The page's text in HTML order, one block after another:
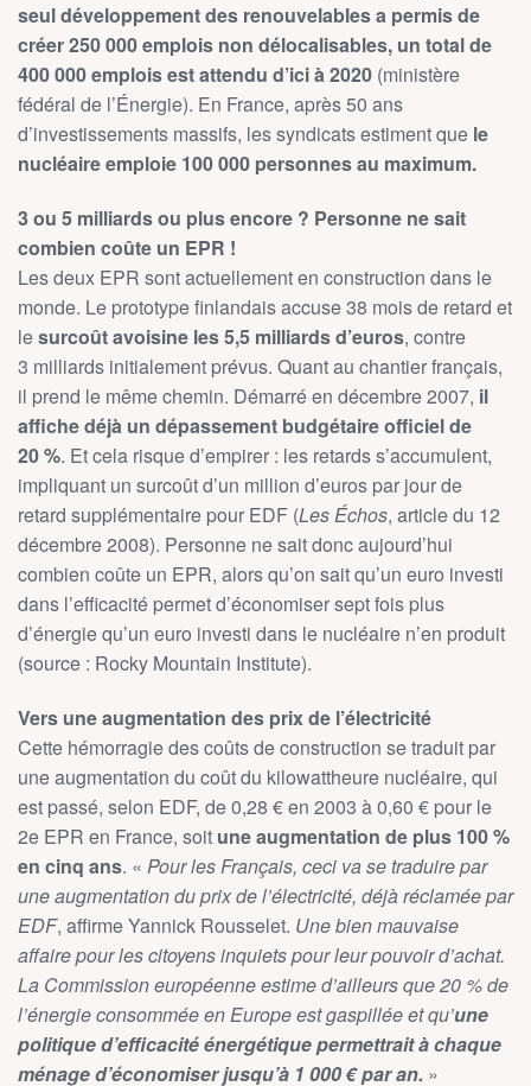
seul développement des renouvelables a permis de
créer 250 000 emplois non délocalisables, un total de
400 000 emplois est attendu d’ici à 2020 (ministère
fédéral de l’Énergie). En France, après 50 ans
d’investissements massifs, les syndicats estiment que le
nucléaire emploie 100 000 personnes au maximum.
3 ou 5 milliards ou plus encore ? Personne ne sait
combien coûte un EPR !
Les deux EPR sont actuellement en construction dans le
monde. Le prototype finlandais accuse 38 mois de retard et
lesurcoût avoisine les 5,5 milliards d’euros, contre
3 milliards initialement prévus. Quant au chantier français,
il prend le même chemin. Démarré en décembre 2007, il
affiche déjà un dépassement budgétaire officiel de
20 %. Et cela risque d’empirer : les retards s’accumulent,
impliquant un surcoût d’un million d’euros par jour de
retard supplémentaire pour EDF (Les Échos, article du 12
décembre 2008). Personne ne sait donc aujourd’hui
combien coûte un EPR, alors qu’on sait qu’un euro investi
dans l’efficacité permet d’économiser sept fois plus
d’énergie qu’un euro investi dans le nucléaire n’en produit
(source : Rocky Mountain Institute).
Vers une augmentation des prix de l’électricité
Cette hémorragie des coûts de construction se traduit par
une augmentation du coût du kilowattheure nucléaire, qui
est passé, selon EDF, de 0,28 € en 2003 à 0,60 € pour le
2e EPR en France, soit une augmentation de plus 100 %
en cinq ans. « Pour les Français, ceci va se traduire par
une augmentation du prix de l’électricité, déjà réclamée par
EDF, affirme Yannick Rousselet. Une bien mauvaise
affaire pour les citoyens inquiets pour leur pouvoir d’achat.
La Commission européenne estime d’ailleurs que 20 % de
l’énergie consommée en Europe est gaspillée et qu’une
politique d’efficacité énergétique permettrait à chaque
ménage d’économiser jusqu’à 1 000 € par an. »